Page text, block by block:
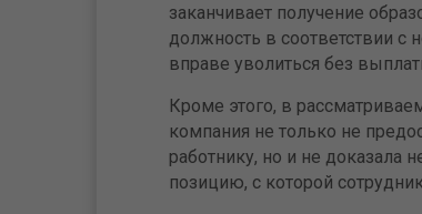
заканчивает получение
должность в соответствии с
вправе уволиться без
Кроме этого, в
компания не только не
работнику, но и не доказала
позицию, с которой